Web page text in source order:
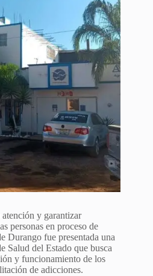
y garantizar
personas en proceso de
Durango fue presentada una
Salud del Estado que busca
y funcionamiento de los
de adicciones.